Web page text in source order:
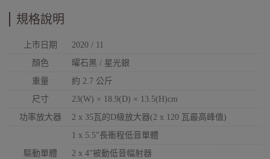
規格說明
上市日期
2020 / 11
顏色
曜石黑 / 星光銀
重量
約 2.7 公斤
尺寸
23(W) × 18.9(D) × 13.5(H)cm
功率放大器
2 x 35瓦的D級放大器(2 x 120 瓦最高峰值)
驅動單體
1 x 5.5”長衝程低音單體
2 x 4”被動低音幅射器